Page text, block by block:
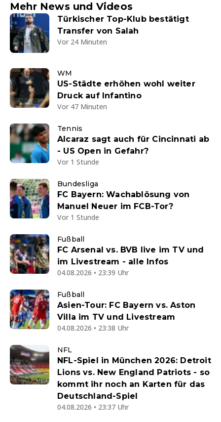
Mehr News und Videos
Türkischer Top-Klub bestätigt
Transfer von Salah
Vor 24 Minuten
WM
US-Städte erhöhen wohl weiter
Druck auf Infantino
Vor 47 Minuten
Tennis
Alcaraz sagt auch für Cincinnati ab
- US Open in Gefahr?
Vor 1 Stunde
Bundesliga
FC Bayern: Wachablösung von
Manuel Neuer im FCB-Tor?
Vor 1 Stunde
Fußball
FC Arsenal vs. BVB live im TV und
im Livestream - alle Infos
04.08.2026 • 23:39 Uhr
Fußball
Asien-Tour: FC Bayern vs. Aston
Villa im TV und Livestream
04.08.2026 • 23:38 Uhr
NFL
NFL-Spiel in München 2026: Detroit
Lions vs. New England Patriots - so
kommt ihr noch an Karten für das
Deutschland-Spiel
04.08.2026 • 23:37 Uhr